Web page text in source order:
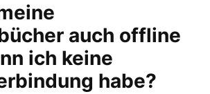
auch offline
ich keine
habe?